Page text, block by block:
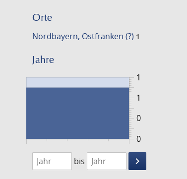
Orte
Nordbayern, Ostfranken (?) 1
Jahre
0
1
0
1
1474
1475
bis
keyboard_arrow_right
Suche